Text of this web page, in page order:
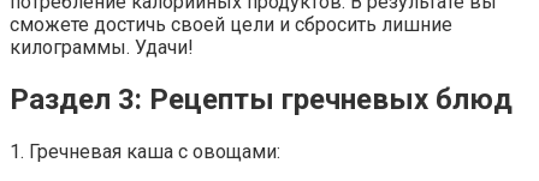
сможете достичь своей цели и сбросить лишние
килограммы. Удачи!
Раздел 3: Рецепты гречневых блюд
1. Гречневая каша с овощами: